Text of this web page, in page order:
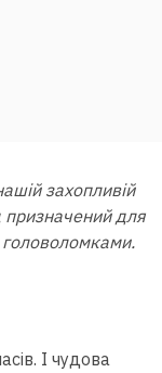
захопливій
призначений для
головоломками.
І чудова